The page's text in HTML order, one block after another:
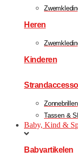
Heren
Kinderen
Zonnebrillen
Tassen &
Baby, Kind &
Babyartikelen